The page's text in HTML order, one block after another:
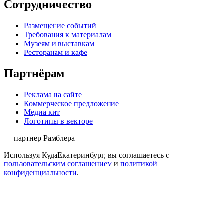
Сотрудничество
Размещение событий
Требования к материалам
Музеям и выставкам
Ресторанам и кафе
Партнёрам
Реклама на сайте
Коммерческое предложение
Медиа кит
Логотипы в векторе
— партнер Рамблера
Используя КудаЕкатеринбург, вы соглашаетесь с
пользовательским соглашением и политикой
конфиденциальности.